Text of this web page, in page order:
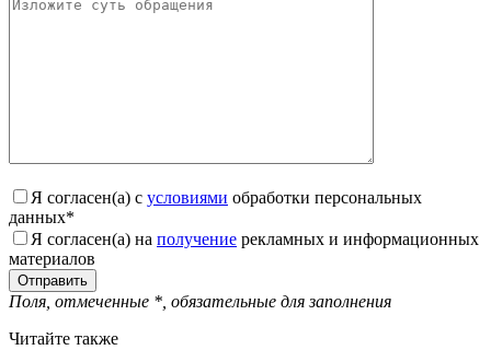
Я согласен(а) с условиями обработки персональных
данных*
Я согласен(а) на получение рекламных и информационных
материалов
Поля, отмеченные *, обязательные для заполнения
Читайте также